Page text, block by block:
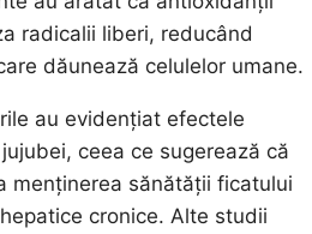
radicalii liberi, reducând
dăunează celulelor umane.
au evidențiat efectele
ceea ce sugerează că
menținerea sănătății ficatului
cronice. Alte studii